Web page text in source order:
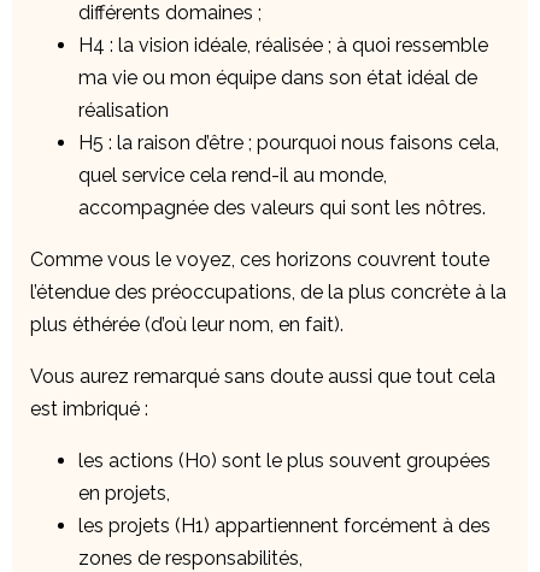
différents domaines ;
H4 : la vision idéale, réalisée ; à quoi ressemble
ma vie ou mon équipe dans son état idéal de
réalisation
H5 : la raison d’être ; pourquoi nous faisons cela,
quel service cela rend-il au monde,
accompagnée des valeurs qui sont les nôtres.
Comme vous le voyez, ces horizons couvrent toute
l’étendue des préoccupations, de la plus concrète à la
plus éthérée (d’où leur nom, en fait).
Vous aurez remarqué sans doute aussi que tout cela
est imbriqué :
les actions (H0) sont le plus souvent groupées
en projets,
les projets (H1) appartiennent forcément à des
zones de responsabilités,